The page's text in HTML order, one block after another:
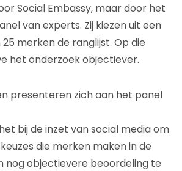
Social Embassy, maar door het
van experts. Zij kiezen uit een
merken de ranglijst. Op die
het onderzoek objectiever.
presenteren zich aan het panel
bij de inzet van social media om
die merken maken in de
nog objectievere beoordeling te